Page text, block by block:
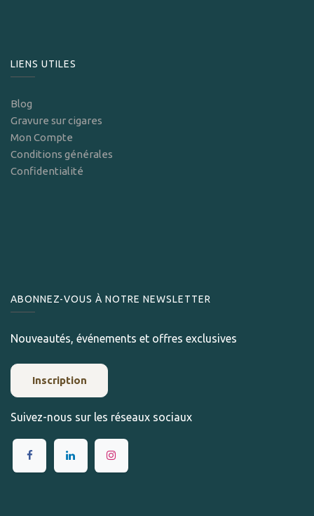
LIENS UTILES
Blog
Gravure sur cigares
Mon Compte
Conditions générales
Confidentialité
ABONNEZ-VOUS À NOTRE NEWSLETTER
Nouveautés, événements et offres exclusives
Inscription
Suivez-nous sur les réseaux sociaux